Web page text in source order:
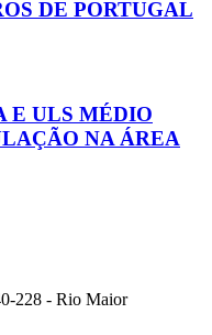
DE PORTUGAL
E ULS MÉDIO
NA ÁREA
228 - Rio Maior